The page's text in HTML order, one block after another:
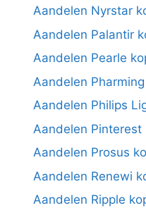
Aandelen Nyrstar
Aandelen Palantir
Aandelen Pearle
Aandelen
Aandelen Philips
Aandelen Pinterest
Aandelen Prosus
Aandelen Renewi
Aandelen Ripple